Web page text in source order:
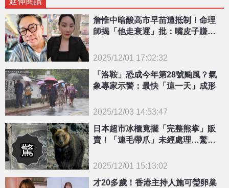
{PLAYICON}
詹惟中暗酸高市早苗遭抵制！命理
師揭「他走衰運」批：嘴皮子賺錢
2025/12/01 17:02:32
{PLAYICON}
「洛鞍」恐成今年第28號颱風？氣
象專家示警：最快「這一天」成形
2025/12/03 14:53:47
{PLAYICON}
日本超市冰櫃竟擺「完整熊掌」販
賣！「連毛帶爪」未經處理…驚人
2025/12/01 15:13:02
才20多歲！香港主持人施可瑩卵巢